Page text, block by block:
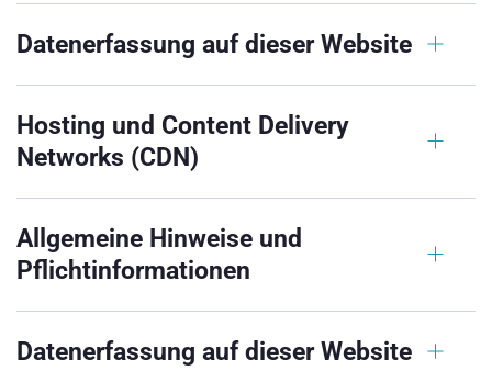
Datenerfassung auf dieser Website
Hosting und Content Delivery
Networks (CDN)
Allgemeine Hinweise und
Pflichtinformationen
Datenerfassung auf dieser Website